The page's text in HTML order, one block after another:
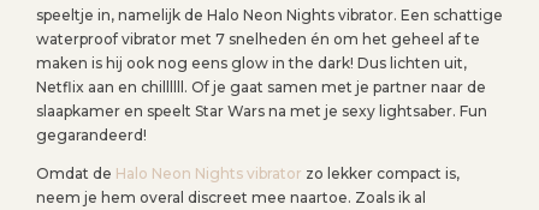
speeltje in, namelijk de Halo Neon Nights vibrator. Een schattige
waterproof vibrator met 7 snelheden én om het geheel af te
maken is hij ook nog eens glow in the dark! Dus lichten uit,
Netflix aan en chillllll. Of je gaat samen met je partner naar de
slaapkamer en speelt Star Wars na met je sexy lightsaber. Fun
gegarandeerd!
Omdat de Halo Neon Nights vibrator zo lekker compact is,
neem je hem overal discreet mee naartoe. Zoals ik al